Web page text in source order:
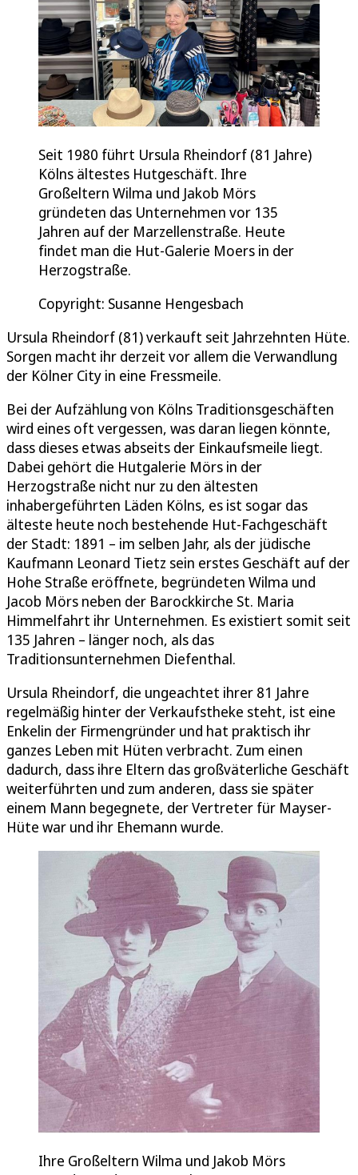
Seit 1980 führt Ursula Rheindorf (81 Jahre)
Kölns ältestes Hutgeschäft. Ihre
Großeltern Wilma und Jakob Mörs
gründeten das Unternehmen vor 135
Jahren auf der Marzellenstraße. Heute
findet man die Hut-Galerie Moers in der
Herzogstraße.
Copyright: Susanne Hengesbach
Ursula Rheindorf (81) verkauft seit Jahrzehnten Hüte.
Sorgen macht ihr derzeit vor allem die Verwandlung
der Kölner City in eine Fressmeile.
Bei der Aufzählung von Kölns Traditionsgeschäften
wird eines oft vergessen, was daran liegen könnte,
dass dieses etwas abseits der Einkaufsmeile liegt.
Dabei gehört die Hutgalerie Mörs in der
Herzogstraße nicht nur zu den ältesten
inhabergeführten Läden Kölns, es ist sogar das
älteste heute noch bestehende Hut-Fachgeschäft
der Stadt: 1891 – im selben Jahr, als der jüdische
Kaufmann Leonard Tietz sein erstes Geschäft auf der
Hohe Straße eröffnete, begründeten Wilma und
Jacob Mörs neben der Barockkirche St. Maria
Himmelfahrt ihr Unternehmen. Es existiert somit seit
135 Jahren – länger noch, als das
Traditionsunternehmen Diefenthal.
Ursula Rheindorf, die ungeachtet ihrer 81 Jahre
regelmäßig hinter der Verkaufstheke steht, ist eine
Enkelin der Firmengründer und hat praktisch ihr
ganzes Leben mit Hüten verbracht. Zum einen
dadurch, dass ihre Eltern das großväterliche Geschäft
weiterführten und zum anderen, dass sie später
einem Mann begegnete, der Vertreter für Mayser-
Hüte war und ihr Ehemann wurde.
Ihre Großeltern Wilma und Jakob Mörs